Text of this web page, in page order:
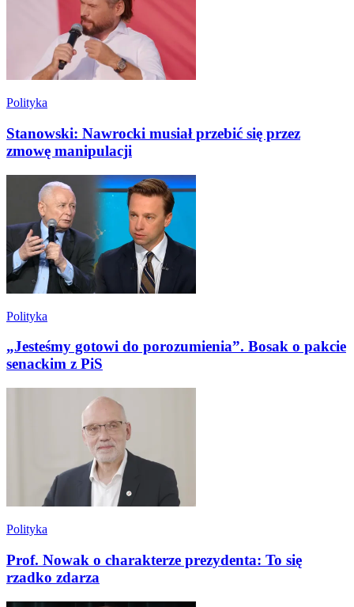
Polityka
Stanowski: Nawrocki musiał przebić się przez
zmowę manipulacji
Polityka
„Jesteśmy gotowi do porozumienia”. Bosak o pakcie
senackim z PiS
Polityka
Prof. Nowak o charakterze prezydenta: To się
rzadko zdarza